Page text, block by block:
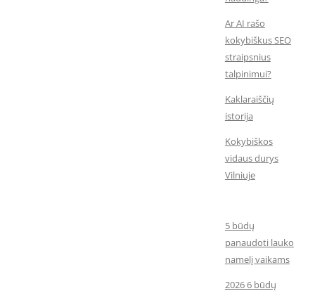
Ar AI rašo
kokybiškus SEO
straipsnius
talpinimui?
Kaklaraiščių
istorija
Kokybiškos
vidaus durys
Vilniuje
5 būdų
panaudoti lauko
namelį vaikams
2026 6 būdų